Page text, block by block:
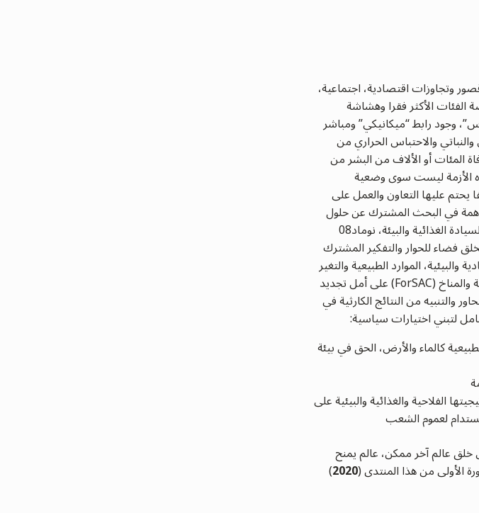
وتجاوزات اقتصادية، اجتماعية،
الأكثر فقرا وهشاشة
وجود رابط “ميكانيكي” ومباشر
والنباتي والاحتباس الحراري من
المئات أو الألاف من البشر من
الأزمة ليست سوى وضعية
يحتم عليها التعاون والعمل على
في البحث المشترك عن حلول
الغذائية والبيئة، نوماد08
فضاء للحوار والتفكير المشترك
الموارد الطبيعية والتغير
المناخي… في مرحلة أولى من هذا العمل المشترك، سيتم تنظيم منتدى السيادة الغذائية والمناخ (ForSAC) على أمل تجديد
والتنبيه من النتائج الكارثية في
لتبني اختيارات سياسية:
كالماء والأرض، الحق في بيئة
الفلاحية والغذائية والبيئية على
لعموم الشعب
عالم آخر ممكن، عالم يمنح
الأولى من هذا المنتدى (2020
)